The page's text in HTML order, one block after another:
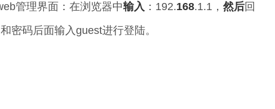
管理界面：在浏览器中输入 ：192.168.1.1， 然后回
密码后面输入guest进行登陆。